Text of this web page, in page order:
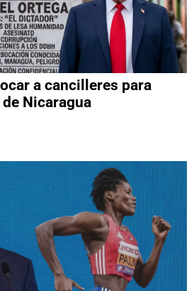
a cancilleres para
Nicaragua